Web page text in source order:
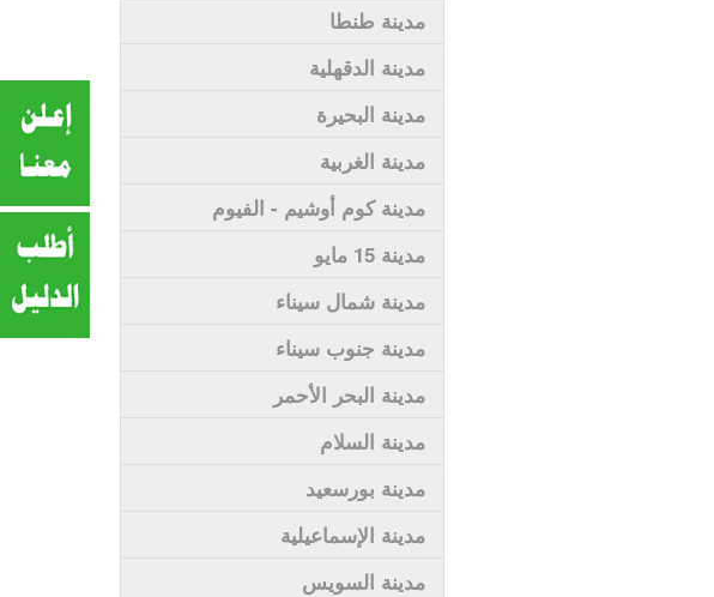
مدينة طنطا
مدينة الدقهلية
مدينة البحيرة
مدينة الغربية
مدينة كوم أوشيم - الفيوم
مدينة 15 مايو
مدينة شمال سيناء
مدينة جنوب سيناء
مدينة البحر الأحمر
مدينة السلام
مدينة بورسعيد
مدينة الإسماعيلية
مدينة السويس